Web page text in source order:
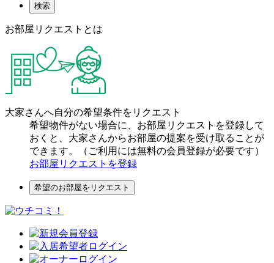
検索
お部屋リクエストとは
大家さんへ自分の希望条件をリクエスト
希望物件がない場合に、お部屋リクエストを登録して
おくと、大家さんからお部屋の提案を受け取ることが
できます。（ご利用には無料の会員登録が必要です）
お部屋リクエストを登録
希望のお部屋をリクエスト